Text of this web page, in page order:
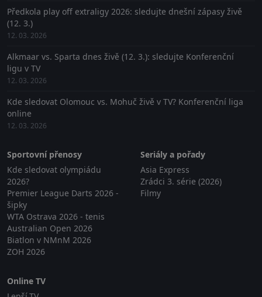
Předkola play off extraligy 2026: sledujte dnešní zápasy živě
(12. 3.)
12. 03. 2026
Alkmaar vs. Sparta dnes živě (12. 3.): sledujte Konferenční
ligu v TV
12. 03. 2026
Kde sledovat Olomouc vs. Mohuč živě v TV? Konferenční liga
online
12. 03. 2026
Sportovní přenosy
Kde sledovat olympiádu
2026?
Premier League Darts 2026 -
šipky
WTA Ostrava 2026 - tenis
Australian Open 2026
Biatlon v NMnM 2026
ZOH 2026
Seriály a pořady
Asia Express
Zrádci 3. série (2026)
Filmy
Online TV